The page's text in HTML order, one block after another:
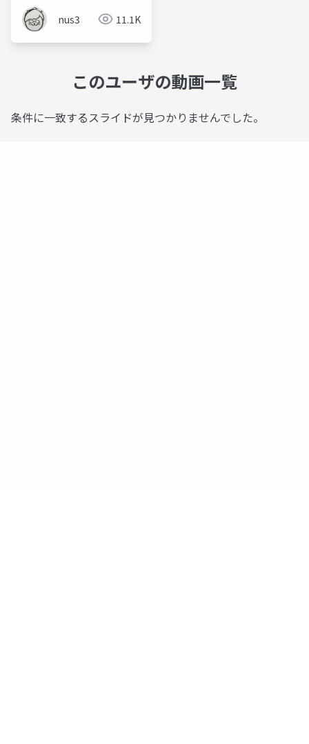
nus3 11.1K
このユーザの動画一覧
条件に一致するスライドが見つかりませんでした。